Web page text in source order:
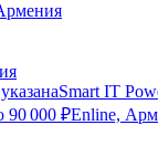
Smart IT
90 000 ₽Enline,